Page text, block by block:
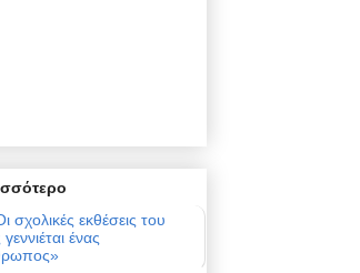
σχολικές εκθέσεις του
ένας